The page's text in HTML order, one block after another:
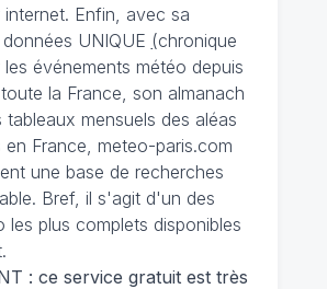
Enfin, avec sa
UNIQUE (chronique
les événements météo depuis
la France, son almanach
tableaux mensuels des aléas
en France, meteo-paris.com
une base de recherches
Bref, il s'agit d'un des
les plus complets disponibles
: ce service gratuit est très